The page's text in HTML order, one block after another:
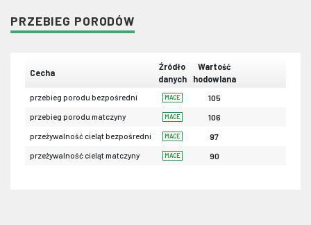
PRZEBIEG PORODÓW
Cecha
Źródło
danych
Wartość
hodowlana
przebieg porodu bezpośredni MACE 105
przebieg porodu matczyny MACE 106
przeżywalność cieląt bezpośredni MACE 97
przeżywalność cieląt matczyny MACE 90